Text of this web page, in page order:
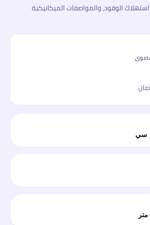
الوقود، والمواصفات الميكانيكية